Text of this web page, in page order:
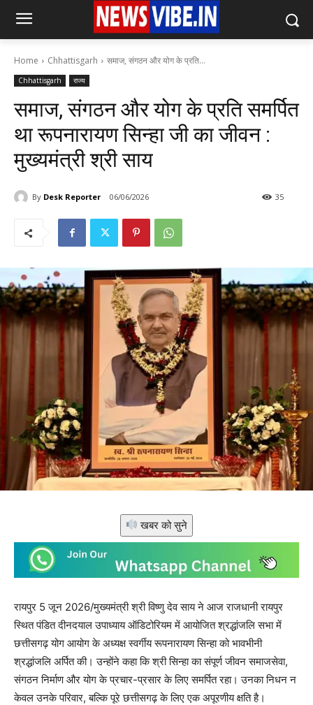
Home Chhattisgarh समाज, संगठन और योग के प्रति...
Chhattisgarh राज्य
समाज, संगठन और योग के प्रति समर्पित
था रूपनारायण सिन्हा जी का जीवन :
मुख्यमंत्री श्री साय
By Desk Reporter 06/06/2026 35
खबर को सुने
रायपुर 5 जून 2026/मुख्यमंत्री श्री विष्णु देव साय ने आज राजधानी रायपुर
स्थित पंडित दीनदयाल उपाध्याय ऑडिटोरियम में आयोजित श्रद्धांजलि सभा में
छत्तीसगढ़ योग आयोग के अध्यक्ष स्वर्गीय रूपनारायण सिन्हा को भावभीनी
श्रद्धांजलि अर्पित की। उन्होंने कहा कि श्री सिन्हा का संपूर्ण जीवन समाजसेवा,
संगठन निर्माण और योग के प्रचार-प्रसार के लिए समर्पित रहा। उनका निधन न
केवल उनके परिवार, बल्कि पूरे छत्तीसगढ़ के लिए एक अपूरणीय क्षति है।